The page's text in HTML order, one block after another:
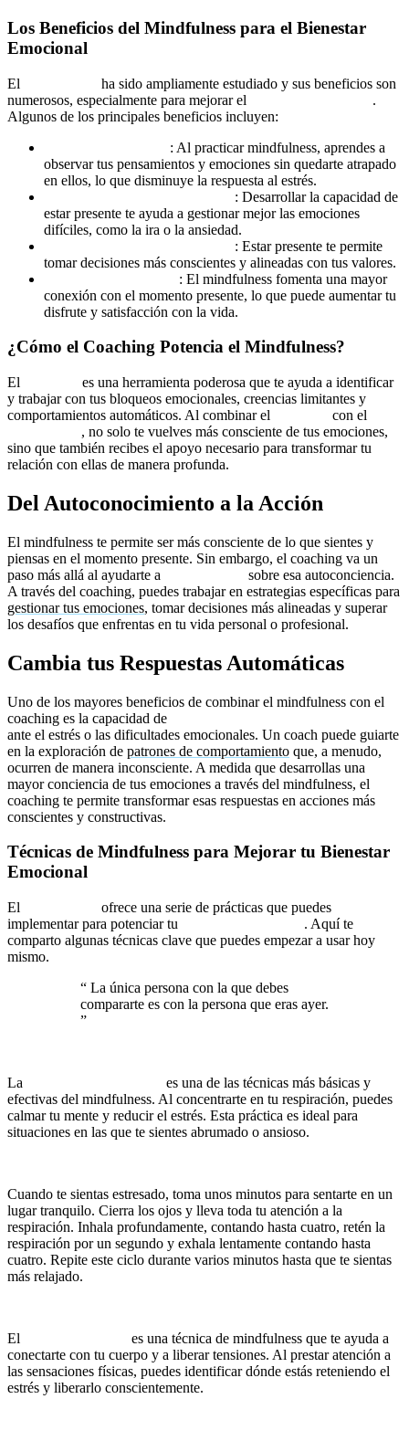
Los Beneficios del Mindfulness para el Bienestar
Emocional
El
ha sido ampliamente estudiado y sus beneficios son
numerosos, especialmente para mejorar el
.
Algunos de los principales beneficios incluyen:
: Al practicar mindfulness, aprendes a
observar tus pensamientos y emociones sin quedarte atrapado
en ellos, lo que disminuye la respuesta al estrés.
: Desarrollar la capacidad de
estar presente te ayuda a gestionar mejor las emociones
difíciles, como la ira o la ansiedad.
: Estar presente te permite
tomar decisiones más conscientes y alineadas con tus valores.
: El mindfulness fomenta una mayor
conexión con el momento presente, lo que puede aumentar tu
disfrute y satisfacción con la vida.
¿Cómo el Coaching Potencia el Mindfulness?
El
es una herramienta poderosa que te ayuda a identificar
y trabajar con tus bloqueos emocionales, creencias limitantes y
comportamientos automáticos. Al combinar el
con el
, no solo te vuelves más consciente de tus emociones,
sino que también recibes el apoyo necesario para transformar tu
relación con ellas de manera profunda.
Del Autoconocimiento a la Acción
El mindfulness te permite ser más consciente de lo que sientes y
piensas en el momento presente. Sin embargo, el coaching va un
paso más allá al ayudarte a
sobre esa autoconciencia.
A través del coaching, puedes trabajar en estrategias específicas para
gestionar tus emociones, tomar decisiones más alineadas y superar
los desafíos que enfrentas en tu vida personal o profesional.
Cambia tus Respuestas Automáticas
Uno de los mayores beneficios de combinar el mindfulness con el
coaching es la capacidad de
ante el estrés o las dificultades emocionales. Un coach puede guiarte
en la exploración de patrones de comportamiento que, a menudo,
ocurren de manera inconsciente. A medida que desarrollas una
mayor conciencia de tus emociones a través del mindfulness, el
coaching te permite transformar esas respuestas en acciones más
conscientes y constructivas.
Técnicas de Mindfulness para Mejorar tu Bienestar
Emocional
El
ofrece una serie de prácticas que puedes
implementar para potenciar tu
. Aquí te
comparto algunas técnicas clave que puedes empezar a usar hoy
mismo.
“ La única persona con la que debes
compararte es con la persona que eras ayer.
”
La
es una de las técnicas más básicas y
efectivas del mindfulness. Al concentrarte en tu respiración, puedes
calmar tu mente y reducir el estrés. Esta práctica es ideal para
situaciones en las que te sientes abrumado o ansioso.
Cuando te sientas estresado, toma unos minutos para sentarte en un
lugar tranquilo. Cierra los ojos y lleva toda tu atención a la
respiración. Inhala profundamente, contando hasta cuatro, retén la
respiración por un segundo y exhala lentamente contando hasta
cuatro. Repite este ciclo durante varios minutos hasta que te sientas
más relajado.
El
es una técnica de mindfulness que te ayuda a
conectarte con tu cuerpo y a liberar tensiones. Al prestar atención a
las sensaciones físicas, puedes identificar dónde estás reteniendo el
estrés y liberarlo conscientemente.